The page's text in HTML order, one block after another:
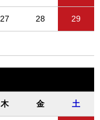
27 28 29
木 金 土